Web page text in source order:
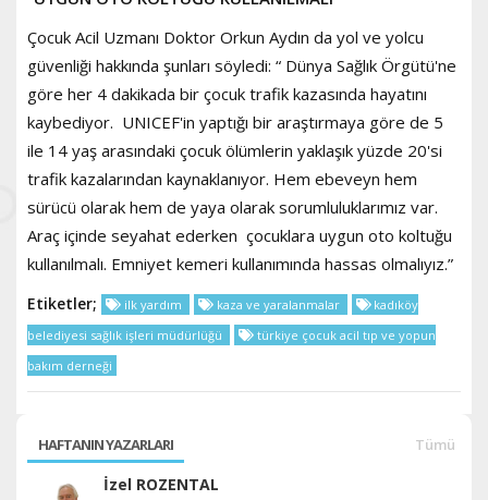
Çocuk Acil Uzmanı Doktor Orkun Aydın da yol ve yolcu
güvenliği hakkında şunları söyledi: “ Dünya Sağlık Örgütü'ne
göre her 4 dakikada bir çocuk trafik kazasında hayatını
kaybediyor. UNICEF'in yaptığı bir araştırmaya göre de 5
ile 14 yaş arasındaki çocuk ölümlerin yaklaşık yüzde 20'si
trafik kazalarından kaynaklanıyor. Hem ebeveyn hem
sürücü olarak hem de yaya olarak sorumluluklarımız var.
Araç içinde seyahat ederken çocuklara uygun oto koltuğu
kullanılmalı. Emniyet kemeri kullanımında hassas olmalıyız.”
Etiketler; ilk yardım kaza ve yaralanmalar
kadıköy
belediyesi sağlık işleri müdürlüğü
türkiye çocuk acil tıp ve yopun
bakım derneği
HAFTANIN YAZARLARI Tümü
İzel ROZENTAL